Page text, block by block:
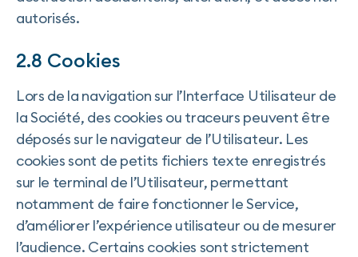
autorisés.
2.8 Cookies
Lors de la navigation sur l’Interface Utilisateur de
la Société, des cookies ou traceurs peuvent être
déposés sur le navigateur de l’Utilisateur. Les
cookies sont de petits fichiers texte enregistrés
sur le terminal de l’Utilisateur, permettant
notamment de faire fonctionner le Service,
d’améliorer l’expérience utilisateur ou de mesurer
l’audience. Certains cookies sont strictement